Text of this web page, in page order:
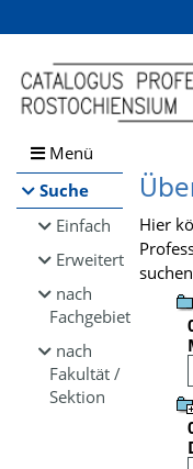
Browsen
direkt zum Inhalt
Menü
Suche
Einfach
Erweitert
nach
Fachgebiet
nach
Fakultät /
Sektion
Hier